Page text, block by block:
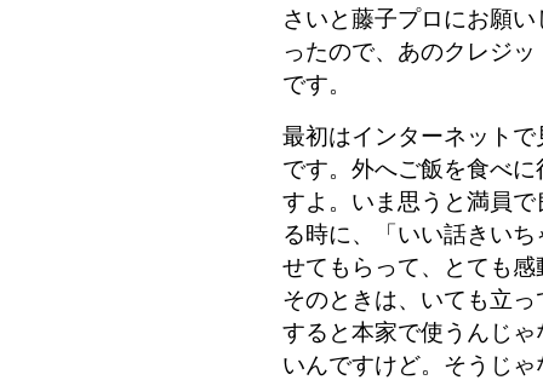
さいと藤子プロにお願
ったので、あのクレジ
です。
最初はインターネット
です。外へご飯を食べ
すよ。いま思うと満員
る時に、「いい話きい
せてもらって、とても
そのときは、いても立
すると本家で使うんじ
いんですけど。そうじ